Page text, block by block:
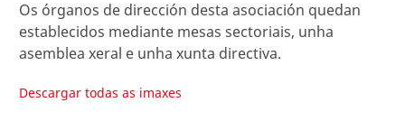
Os órganos de dirección desta asociación quedan
establecidos mediante mesas sectoriais, unha
asemblea xeral e unha xunta directiva.
Descargar todas as imaxes